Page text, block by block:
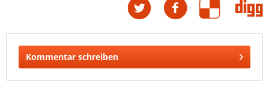
Kommentar schreiben